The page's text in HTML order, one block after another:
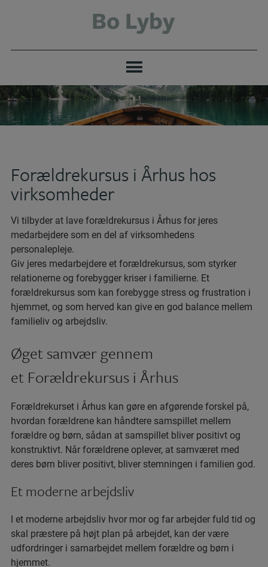
Forældrekursus i Århus hos
virksomheder
Vi tilbyder at lave forældrekursus i Århus for jeres
medarbejdere som en del af virksomhedens
personalepleje.
Giv jeres medarbejdere et forældrekursus, som styrker
relationerne og forebygger kriser i familierne. Et
forældrekursus som kan forebygge stress og frustration i
hjemmet, og som herved kan give en god balance mellem
familieliv og arbejdsliv.
Øget samvær gennem
et Forældrekursus i Århus
Forældrekurset i Århus kan gøre en afgørende forskel på,
hvordan forældrene kan håndtere samspillet mellem
forældre og børn, sådan at samspillet bliver positivt og
konstruktivt. Når forældrene oplever, at samværet med
deres børn bliver positivt, bliver stemningen i familien god.
Et moderne arbejdsliv
I et moderne arbejdsliv hvor mor og far arbejder fuld tid og
skal præstere på højt plan på arbejdet, kan der være
udfordringer i samarbejdet mellem forældre og børn i
hjemmet.